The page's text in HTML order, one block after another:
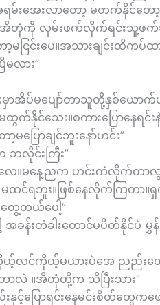
မ်းအေးလာတော့ မတက်နိုင်တ
ပြီး အိတုံကို လှမ်းဖက်လိုက်ရင်
ာ့မငြင်းပေ။အသားချင်းထိက
မလား”
ာအိပ်မပျော်တာသူတို့နှစ်ယော
က်နိုင်သေး။စကားပြောနေရင်း
မပြောချင်ဘူးနော်ဟင်း”
လိုင်းကြီး”
။မနေ့ညက ဟင်းကဲလိုက်တာလွန်
ထင်ရဘူး။ဖြစ်နေလိုက်ကြတာ။
ေ့တယ်ပေါ့”
အခန်းတံခါးတောင်မပိတ်နိုင်ပဲ
ကိုယ့်လင်ကိုယ့်မယားပဲအေ ညည်းတွ
ာလဲ ။အိတုံတို့က သိပြီးသား”
းနှင့်ပြောရင်းနေမင်းစိတ်တွေ